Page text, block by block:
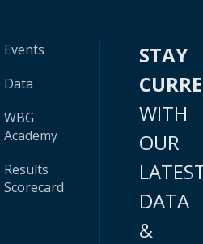
Events
Data
WBG
Academy
Results
Scorecard
STAY
WITH
OUR
DATA
&